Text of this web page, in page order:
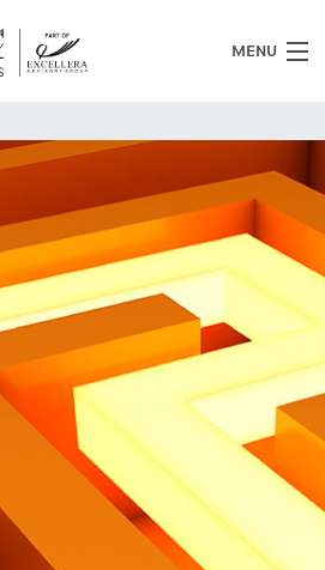
MENU
Chi siamo
Cosa facciamo
News
Clienti
Heritage
Lavora con noi